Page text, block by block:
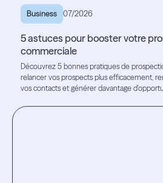
Business 07/2026
5 astuces pour booster votre
commerciale
Découvrez 5 bonnes pratiques de
relancer vos prospects plus efficacement,
vos contacts et générer davantage